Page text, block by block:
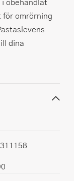
omrörning
dina